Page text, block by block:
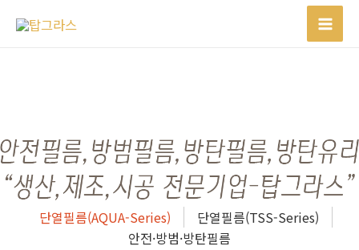
뛰
기
단열필름(AQUA-Series)
단열필름(TSS-Series)
안전·방범·방탄필름